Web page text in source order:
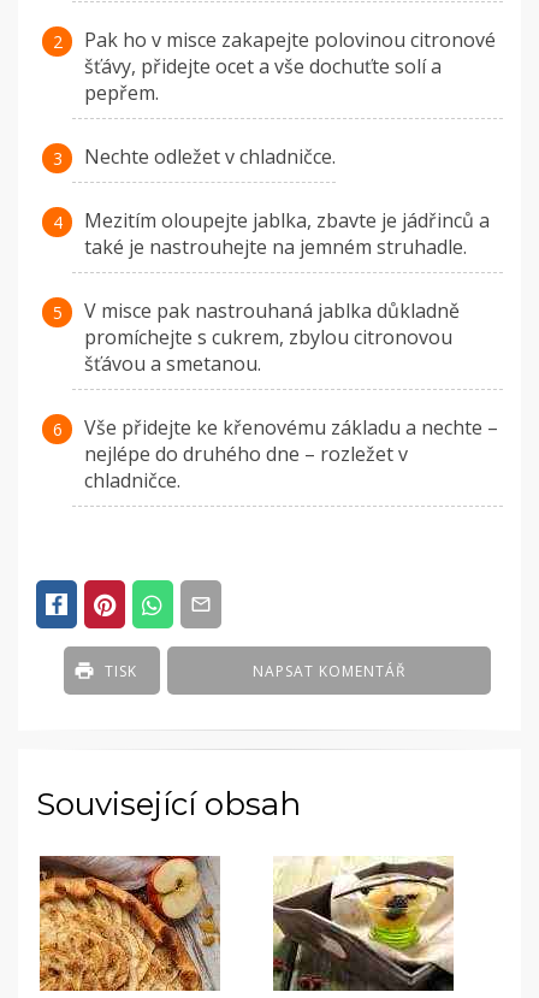
Pak ho v misce zakapejte polovinou citronové
šťávy, přidejte ocet a vše dochuťte solí a
pepřem.
Nechte odležet v chladničce.
Mezitím oloupejte jablka, zbavte je jádřinců a
také je nastrouhejte na jemném struhadle.
V misce pak nastrouhaná jablka důkladně
promíchejte s cukrem, zbylou citronovou
šťávou a smetanou.
Vše přidejte ke křenovému základu a nechte –
nejlépe do druhého dne – rozležet v
chladničce.
NAPSAT KOMENTÁŘ
TISK
Související obsah